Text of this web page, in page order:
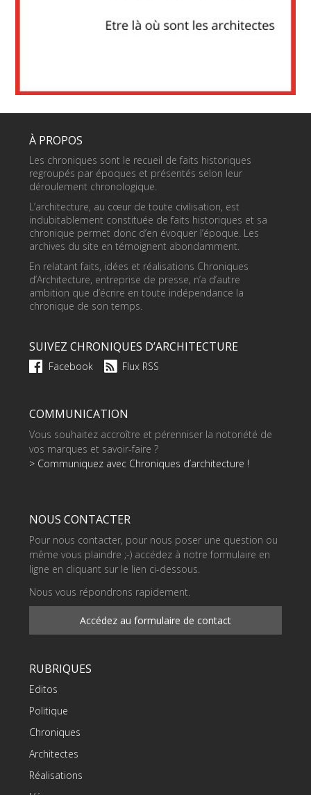
À PROPOS
Les chroniques sont le recueil de faits historiques
regroupés par époques et présentés selon leur
déroulement chronologique.
L’architecture, au cœur de toute civilisation, est
indubitablement constituée de faits historiques et sa
chronique permet donc d’en évoquer l’époque. Les
archives du site en témoignent abondamment.
En relatant faits, idées et réalisations Chroniques
d’Architecture, entreprise de presse, n’a d’autre
ambition que d’écrire en toute indépendance la
chronique de son temps.
SUIVEZ CHRONIQUES D’ARCHITECTURE
Facebook Flux RSS
COMMUNICATION
Vous souhaitez accroître et pérenniser la notoriété de
vos marques et savoir-faire ?
> Communiquez avec Chroniques d’architecture !
NOUS CONTACTER
Pour nous contacter, pour nous poser une question ou
même vous plaindre ;-) accédez à notre formulaire en
ligne en cliquant sur le lien ci-dessous.
Nous vous répondrons rapidement.
Accédez au formulaire de contact
RUBRIQUES
Editos
Politique
Chroniques
Architectes
Réalisations